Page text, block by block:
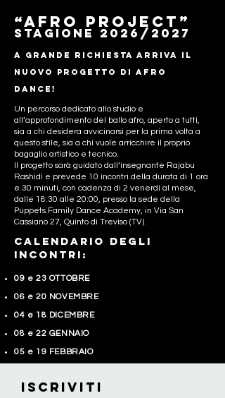
“Afro project”
Stagione 2026/2027
A grande richiesta arriva il
nuovo Progetto di Afro
dance!
Un percorso dedicato allo studio e
all’approfondimento del ballo afro, aperto a tutti,
sia a chi desidera avvicinarsi per la prima volta a
questo stile, sia a chi vuole arricchire il proprio
bagaglio artistico e tecnico.
Il progetto sarà guidato dall’insegnante Rajabu
Rashidi e prevede 10 incontri della durata di 1 ora
e 30 minuti, con cadenza di 2 venerdì al mese,
dalle 18:30 alle 20:00, presso la sede della
Puppets Family Dance Academy, in Via San
Cassiano 27, Quinto di Treviso (TV).
CALENDARIO DEGLI
INCONTRI:
09 e 23 OTTOBRE
06 e 20 NOVEMBRE
04 e 18 DICEMBRE
08 e 22 GENNAIO
05 e 19 FEBBRAIO
Iscriviti